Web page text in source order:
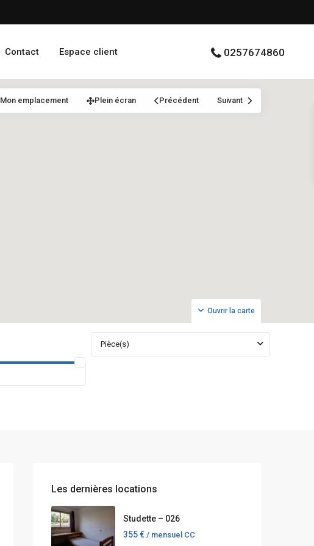
Contact Espace client 0257674860
Ouvrir la carte
Mon emplacement Plein écran Précédent Suivant
Pièce(s)
Les dernières locations
Studette – 026
355 € / mensuel CC